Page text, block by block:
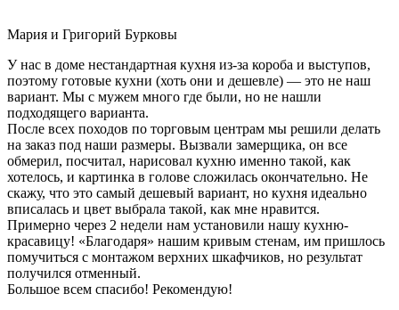
Мария и Григорий Бурковы
У нас в доме нестандартная кухня из-за короба и выступов,
поэтому готовые кухни (хоть они и дешевле) — это не наш
вариант. Мы с мужем много где были, но не нашли
подходящего варианта.
После всех походов по торговым центрам мы решили делать
на заказ под наши размеры. Вызвали замерщика, он все
обмерил, посчитал, нарисовал кухню именно такой, как
хотелось, и картинка в голове сложилась окончательно. Не
скажу, что это самый дешевый вариант, но кухня идеально
вписалась и цвет выбрала такой, как мне нравится.
Примерно через 2 недели нам установили нашу кухню-
красавицу! «Благодаря» нашим кривым стенам, им пришлось
помучиться с монтажом верхних шкафчиков, но результат
получился отменный.
Большое всем спасибо! Рекомендую!